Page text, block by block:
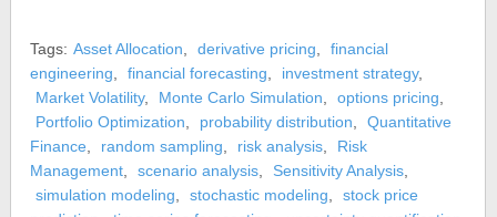
Tags: Asset Allocation derivative pricing
financial
engineering
financial forecasting investment strategy,
Market Volatility, Monte Carlo Simulation options pricing
Portfolio Optimization
probability distribution
Quantitative
Finance
random sampling risk analysis
Risk
Management
scenario analysis Sensitivity Analysis
simulation modeling
stochastic modeling
stock price